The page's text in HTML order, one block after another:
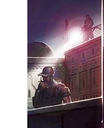
Accessori
Giocattoli e Gadget
Offerte del Dragone